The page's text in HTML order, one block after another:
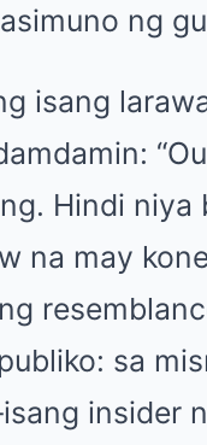
ng
isang
Hindi niya
na may
sa
insider